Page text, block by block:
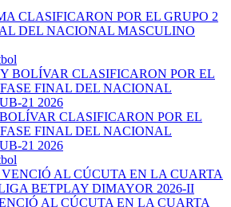
CLASIFICARON POR EL GRUPO 2
DEL NACIONAL MASCULINO
CLASIFICARON POR EL
FINAL DEL NACIONAL
21 2026
AL CÚCUTA EN LA CUARTA